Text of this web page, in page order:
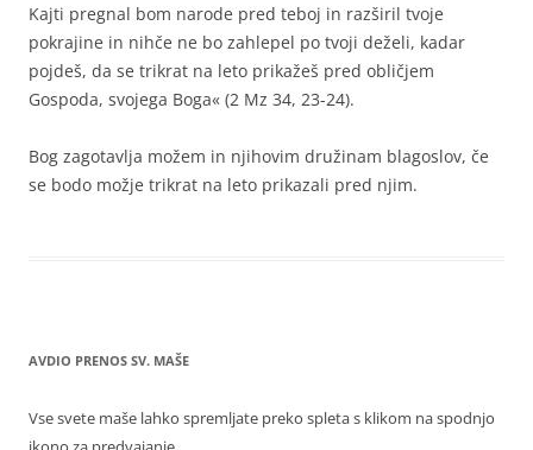
Kajti pregnal bom narode pred teboj in razširil tvoje
pokrajine in nihče ne bo zahlepel po tvoji deželi, kadar
pojdeš, da se trikrat na leto prikažeš pred obličjem
Gospoda, svojega Boga« (2 Mz 34, 23-24).
Bog zagotavlja možem in njihovim družinam blagoslov, če
se bodo možje trikrat na leto prikazali pred njim.
AVDIO PRENOS SV. MAŠE
Vse svete maše lahko spremljate preko spleta s klikom na spodnjo